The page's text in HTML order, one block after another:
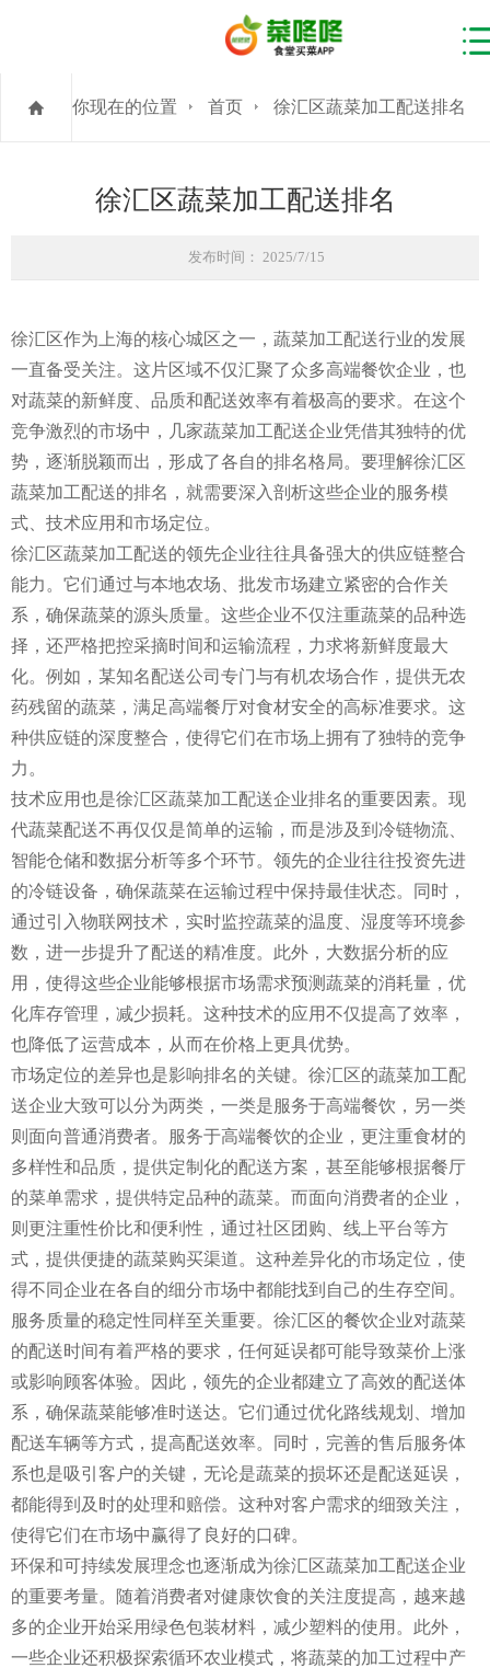
你现在的位置 首页 徐汇区蔬菜加工配送排名
徐汇区蔬菜加工配送排名
发布时间： 2025/7/15
徐汇区作为上海的核心城区之一，蔬菜加工配送行业的发展
一直备受关注。这片区域不仅汇聚了众多高端餐饮企业，也
对蔬菜的新鲜度、品质和配送效率有着极高的要求。在这个
竞争激烈的市场中，几家蔬菜加工配送企业凭借其独特的优
势，逐渐脱颖而出，形成了各自的排名格局。要理解徐汇区
蔬菜加工配送的排名，就需要深入剖析这些企业的服务模
式、技术应用和市场定位。
徐汇区蔬菜加工配送的领先企业往往具备强大的供应链整合
能力。它们通过与本地农场、批发市场建立紧密的合作关
系，确保蔬菜的源头质量。这些企业不仅注重蔬菜的品种选
择，还严格把控采摘时间和运输流程，力求将新鲜度最大
化。例如，某知名配送公司专门与有机农场合作，提供无农
药残留的蔬菜，满足高端餐厅对食材安全的高标准要求。这
种供应链的深度整合，使得它们在市场上拥有了独特的竞争
力。
技术应用也是徐汇区蔬菜加工配送企业排名的重要因素。现
代蔬菜配送不再仅仅是简单的运输，而是涉及到冷链物流、
智能仓储和数据分析等多个环节。领先的企业往往投资先进
的冷链设备，确保蔬菜在运输过程中保持最佳状态。同时，
通过引入物联网技术，实时监控蔬菜的温度、湿度等环境参
数，进一步提升了配送的精准度。此外，大数据分析的应
用，使得这些企业能够根据市场需求预测蔬菜的消耗量，优
化库存管理，减少损耗。这种技术的应用不仅提高了效率，
也降低了运营成本，从而在价格上更具优势。
市场定位的差异也是影响排名的关键。徐汇区的蔬菜加工配
送企业大致可以分为两类，一类是服务于高端餐饮，另一类
则面向普通消费者。服务于高端餐饮的企业，更注重食材的
多样性和品质，提供定制化的配送方案，甚至能够根据餐厅
的菜单需求，提供特定品种的蔬菜。而面向消费者的企业，
则更注重性价比和便利性，通过社区团购、线上平台等方
式，提供便捷的蔬菜购买渠道。这种差异化的市场定位，使
得不同企业在各自的细分市场中都能找到自己的生存空间。
服务质量的稳定性同样至关重要。徐汇区的餐饮企业对蔬菜
的配送时间有着严格的要求，任何延误都可能导致菜价上涨
或影响顾客体验。因此，领先的企业都建立了高效的配送体
系，确保蔬菜能够准时送达。它们通过优化路线规划、增加
配送车辆等方式，提高配送效率。同时，完善的售后服务体
系也是吸引客户的关键，无论是蔬菜的损坏还是配送延误，
都能得到及时的处理和赔偿。这种对客户需求的细致关注，
使得它们在市场中赢得了良好的口碑。
环保和可持续发展理念也逐渐成为徐汇区蔬菜加工配送企业
的重要考量。随着消费者对健康饮食的关注度提高，越来越
多的企业开始采用绿色包装材料，减少塑料的使用。此外，
一些企业还积极探索循环农业模式，将蔬菜的加工过程中产